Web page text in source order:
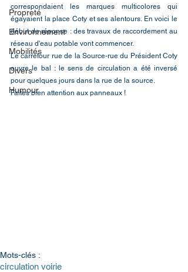
Propreté
Environnement
Mobilités
Divers
Humour
correspondaient les marques multicolores qui
égayaient la place Coty et ses alentours. En voici le
début de réponse : des travaux de raccordement au
réseau d'eau potable vont commencer.
Le carrefour rue de la Source-rue du Président Coty
ouvre le bal : le sens de circulation a été inversé
pour quelques jours dans la rue de la source.
Faites bien attention aux panneaux !
Mots-clés :
circulation voirie